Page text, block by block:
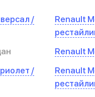
/
Renault
Renault
/
Renault